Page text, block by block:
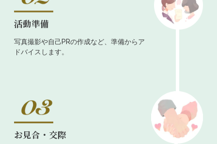
活動準備
写真撮影や自己PRの作成など、準備からア
ドバイスします。
お見合・交際